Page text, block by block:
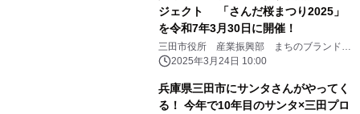
ジェクト 「さんだ桜まつり2025」
を令和7年3月30日に開催！
三田市役所 産業振興部 まちのブランド観
光課2025年3月24日 10:00
兵庫県三田市にサンタさんがやってく
る！ 今年で10年目のサンタ×三田プロ